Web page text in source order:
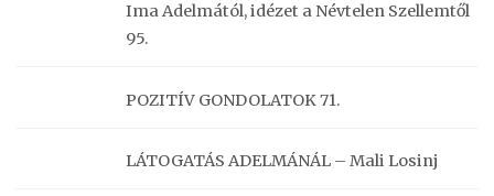
Ima Adelmától, idézet a Névtelen Szellemtől
95.
POZITÍV GONDOLATOK 71.
LÁTOGATÁS ADELMÁNÁL – Mali Losinj